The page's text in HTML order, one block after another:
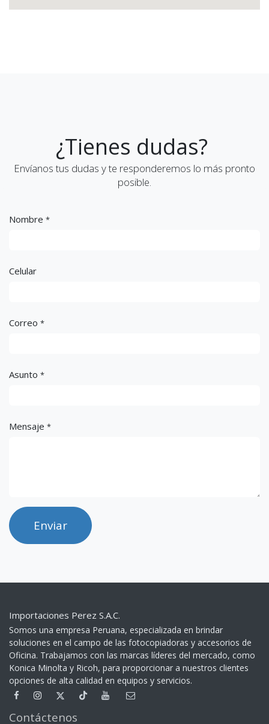
¿Tienes dudas?
Envíanos tus dudas y te responderemos lo más pronto
posible.
Nombre *
Celular
Correo *
Asunto *
Mensaje *
Enviar
Importaciones Perez S.A.C.
Somos una empresa Peruana, especializada en brindar
soluciones en el campo de las fotocopiadoras y accesorios de
Oficina. Trabajamos con las marcas líderes del mercado, como
Konica Minolta y Ricoh, para proporcionar a nuestros clientes
opciones de alta calidad en equipos y servicios.​
Contáctenos